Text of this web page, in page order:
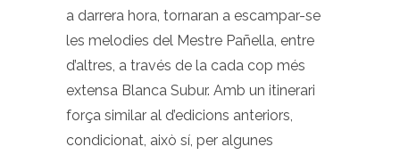
a darrera hora, tornaran a escampar-se
les melodies del Mestre Pañella, entre
d’altres, a través de la cada cop més
extensa Blanca Subur. Amb un itinerari
força similar al d’edicions anteriors,
condicionat, això sí, per algunes